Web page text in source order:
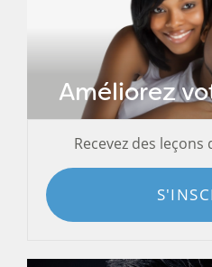
Améliorez
Recevez des